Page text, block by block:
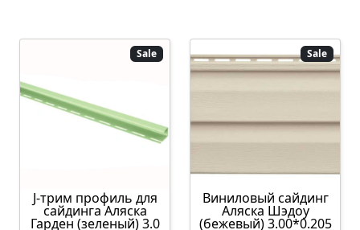
Sale
J-трим профиль для
сайдинга Аляска
Гарден (зеленый) 3.0
Sale
Виниловый сайдинг
Аляска Шэдоу
(бежевый) 3.00*0.205